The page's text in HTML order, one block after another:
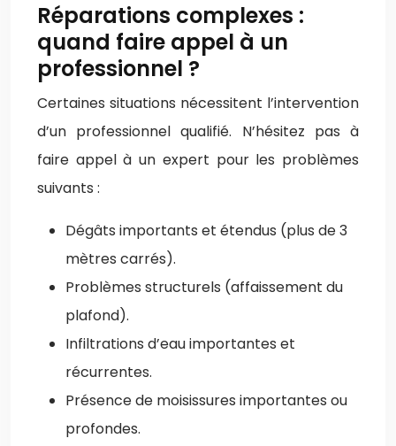
Réparations complexes :
quand faire appel à un
professionnel ?
Certaines situations nécessitent l’intervention
d’un professionnel qualifié. N’hésitez pas à
faire appel à un expert pour les problèmes
suivants :
Dégâts importants et étendus (plus de 3
mètres carrés).
Problèmes structurels (affaissement du
plafond).
Infiltrations d’eau importantes et
récurrentes.
Présence de moisissures importantes ou
profondes.